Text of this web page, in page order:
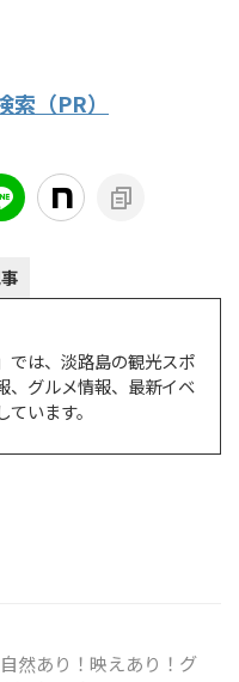
（PR）
では、淡路島の観光スポ
、グルメ情報、最新イベ
います。
然あり！映えあり！グ